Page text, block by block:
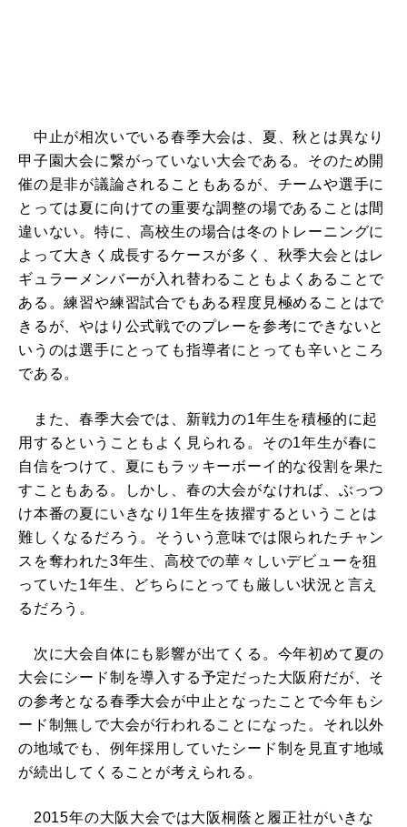
中止が相次いでいる春季大会は、夏、秋とは異なり
甲子園大会に繋がっていない大会である。そのため開
催の是非が議論されることもあるが、チームや選手に
とっては夏に向けての重要な調整の場であることは間
違いない。特に、高校生の場合は冬のトレーニングに
よって大きく成長するケースが多く、秋季大会とはレ
ギュラーメンバーが入れ替わることもよくあることで
ある。練習や練習試合でもある程度見極めることはで
きるが、やはり公式戦でのプレーを参考にできないと
いうのは選手にとっても指導者にとっても辛いところ
である。
また、春季大会では、新戦力の1年生を積極的に起
用するということもよく見られる。その1年生が春に
自信をつけて、夏にもラッキーボーイ的な役割を果た
すこともある。しかし、春の大会がなければ、ぶっつ
け本番の夏にいきなり1年生を抜擢するということは
難しくなるだろう。そういう意味では限られたチャン
スを奪われた3年生、高校での華々しいデビューを狙
っていた1年生、どちらにとっても厳しい状況と言え
るだろう。
次に大会自体にも影響が出てくる。今年初めて夏の
大会にシード制を導入する予定だった大阪府だが、そ
の参考となる春季大会が中止となったことで今年もシ
ード制無しで大会が行われることになった。それ以外
の地域でも、例年採用していたシード制を見直す地域
が続出してくることが考えられる。
2015年の大阪大会では大阪桐蔭と履正社がいきな